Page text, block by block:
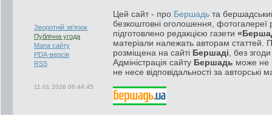
Зворотній зв'язок
Публічна угода
Мапа сайту
PDA-версія
RSS
11.01.2026 06:44:45
Цей сайт - про Бершадь та
безкоштовні оголошення, фотогалереї
підготовлено редакцією газети
матеріали належать авторам статтей.
розміщена на сайті Бершаді , без
Адміністрація сайту Бершадь може не
не несе відповідальності за авторські